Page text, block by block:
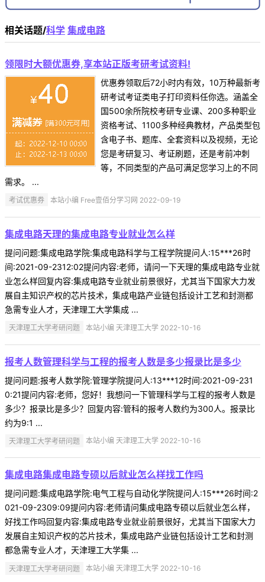
相关话题/科学 集成电路
领限时大额优惠券,享本站正版考研考试资料!
优惠券领取后72小时内有效，10万种最新考
研考试考证类电子打印资料任你选。涵盖全
国500余所院校考研专业课、200多种职业
资格考试、1100多种经典教材，产品类型包
含电子书、题库、全套资料以及视频，无论
您是考研复习、考证刷题，还是考前冲刺
等，不同类型的产品可满足您学习上的不同
需求。 ...
考试优惠券 本站小编 Free壹佰分学习网 2022-09-19
集成电路天理的集成电路专业就业怎么样
提问问题:集成电路学院:集成电路科学与工程学院提问人:15***26时
间:2021-09-2312:02提问内容:老师，请问一下天理的集成电路专业就
业怎么样回复内容:集成电路专业就业前景很好，尤其当下国家大力发
展自主知识产权的芯片技术，集成电路产业链包括设计工艺和封测都
急需专业人才，天津理工大学集成 ...
天津理工大学考研问题 本站小编 天津理工大学 2022-10-16
报考人数管理科学与工程的报考人数是多少报录比是多少
提问问题:报考人数学院:管理学院提问人:13***12时间:2021-09-231
0:21提问内容:老师，您好！我想问一下管理科学与工程的报考人数是
多少？报录比是多少？回复内容:管科的报考人数约为300人。报录比
约为9:1 ...
天津理工大学考研问题 本站小编 天津理工大学 2022-10-16
集成电路集成电路专硕以后就业怎么样找工作吗
提问问题:集成电路学院:电气工程与自动化学院提问人:15***26时间:2
021-09-2309:09提问内容:老师请问集成电路专硕以后就业怎么样，
好找工作吗回复内容:集成电路专业就业前景很好，尤其当下国家大力
发展自主知识产权的芯片技术，集成电路产业链包括设计工艺和封测
都急需专业人才，天津理工大学集 ...
天津理工大学考研问题 本站小编 天津理工大学 2022-10-16